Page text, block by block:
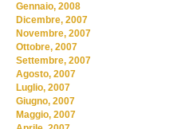
Gennaio, 2008
Dicembre, 2007
Novembre, 2007
Ottobre, 2007
Settembre, 2007
Agosto, 2007
Luglio, 2007
Giugno, 2007
Maggio, 2007